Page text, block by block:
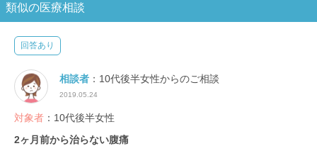
類似の医療相談
回答あり
相談者 ：10代後半女性からのご相談
2019.05.24
対象者 ：10代後半女性
2ヶ月前から治らない腹痛